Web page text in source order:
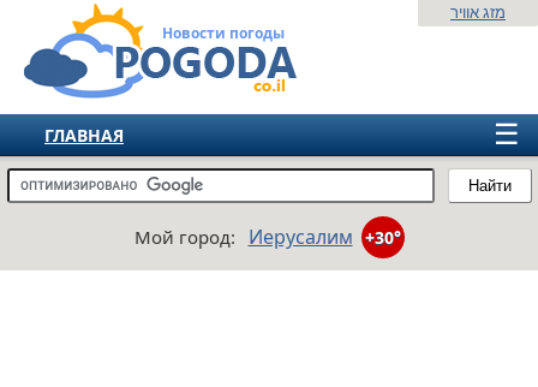
Новости погоды
Найти
מזג אוויר
☰
ГЛАВНАЯ
ИЗРАИЛЬ
ЕВРОПА
Мой город: Иерусалим +30°